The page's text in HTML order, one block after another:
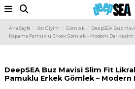
Ana Sayfa Üst Giyim Gömlek
DeepSEA Buz
Kapama Pamuklu Erkek Gömlek – Modern Dar Kesim
DeepSEA Buz Mavisi Slim Fit
Pamuklu Erkek Gömlek – Modern